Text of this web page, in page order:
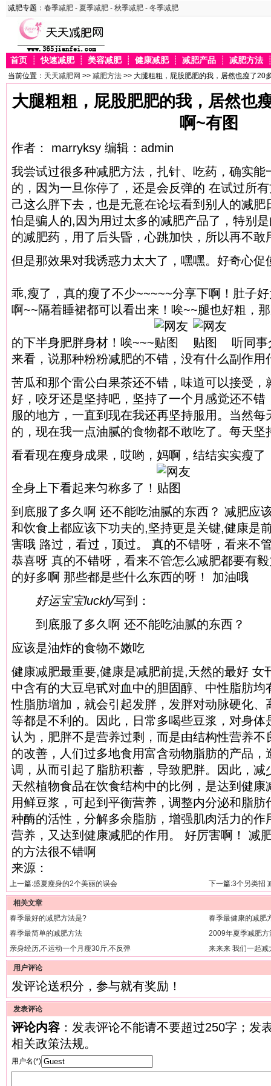
减肥专题： 春季减肥 - 夏季减肥 - 秋季减肥 - 冬季减肥
首页 ┊ 快速减肥 ┊ 美容减肥 ┊ 健康减肥 ┊ 减肥产品 ┊ 减肥方法
当前位置： 天天减肥网 >> 减肥方法 >> 大腿粗粗，屁股肥肥的我，居然也瘦了20
大腿粗粗，屁股肥肥的我，居然也
啊~有图
作者： marryksy 编辑：admin
我尝试过很多种减肥方法，扎针、吃药，确实能
的，因为一旦你停了，还是会反弹的 在试过所
己这么胖下去，也是无意在论坛看到别人的减
怕是骗人的,因为用过太多的减肥产品了，特别
的减肥药，用了后头昏，心跳加快，所以再不敢
但是那效果对我诱惑力太大了，嘿嘿。好奇心
乖,瘦了，真的瘦了不少~~~~~分享下啊！肚子
啊~~隔着睡裙都可以看出来！唉~~腿也好粗，
的下半身肥胖身材！唉~~~
听同
来看，说那种粉粉减肥的不错，没有什么副作用
苦瓜和那个雷公白果茶还不错，味道可以接受，
好，咬牙还是坚持吧，坚持了一个月感觉还不错
服的地方，一直到现在我还再坚持服用。当然
的，现在我一点油腻的食物都不敢吃了。每天坚
看看现在瘦身成果，哎哟，妈啊，结结实实瘦了
全身上下看起来匀称多了！
到底服了多久啊 还不能吃油腻的东西？ 减肥应
和饮食上都应该下功夫的,坚持更是关键,健康是
害哦 路过，看过，顶过。 真的不错呀，看来不
恭喜呀 真的不错呀，看来不管怎么减肥都要有
的好多啊 那些都是些什么东西的呀！ 加油哦
好运宝宝luckly写到：
到底服了多久啊 还不能吃油腻的东西？
应该是油炸的食物不嫩吃
健康减肥最重要,健康是减肥前提,天然的最好 女
中含有的大豆皂甙对血中的胆固醇、中性脂肪
性脂肪增加，就会引起发胖，发胖对动脉硬化、
等都是不利的。因此，日常多喝些豆浆，对身体
认为，肥胖不是营养过剩，而是由结构性营养不
的改善，人们过多地食用富含动物脂肪的产品
调，从而引起了脂肪积蓄，导致肥胖。因此，减
天然植物食品在饮食结构中的比例，是达到健
用鲜豆浆，可起到平衡营养，调整内分泌和脂
种酶的活性，分解多余脂肪，增强肌肉活力的作
营养，又达到健康减肥的作用。 好厉害啊！ 减
的方法很不错啊
来源：
上一篇:盛夏瘦身的2个美丽的误会 下一篇:3个另类招
相关文章
春季最好的减肥方法是?
春季最健康的减肥
春季最简单的减肥方法
2009年夏季减肥
亲身经历,不运动一个月瘦30斤,不反弹
来来来 我们一起减
用户评论
发评论送积分，参与就有奖励！
发表评论
评论内容 ：发表评论不能请不要超过250字；发
相关政策法规。
用户名(*)